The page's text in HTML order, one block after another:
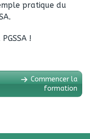
pratique du
!
Commencer la
formation